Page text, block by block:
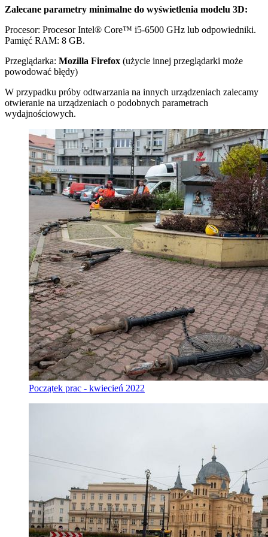
Zalecane parametry minimalne do wyświetlenia modelu 3D:
Procesor: Procesor Intel® Core™ i5-6500 GHz lub odpowiedniki.
Pamięć RAM: 8 GB.
Przeglądarka: Mozilla Firefox (użycie innej przeglądarki może
powodować błędy)
W przypadku próby odtwarzania na innych urządzeniach zalecamy
otwieranie na urządzeniach o podobnych parametrach
wydajnościowych.
Początek prac - kwiecień 2022